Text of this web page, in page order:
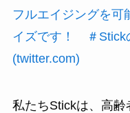
フルエイジングを可
イズです！ ＃Stick
(twitter.com)
私たちStickは、高